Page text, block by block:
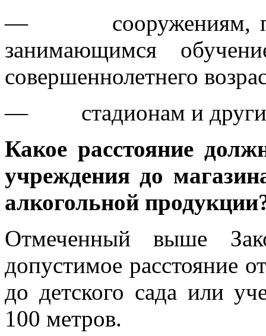
— сооружениям,
занимающимся
совершеннолетнего
— стадионам и другим
Какое расстояние
учреждения до
алкогольной
Отмеченный выше
допустимое расстояние
до детского сада или
100 метров.